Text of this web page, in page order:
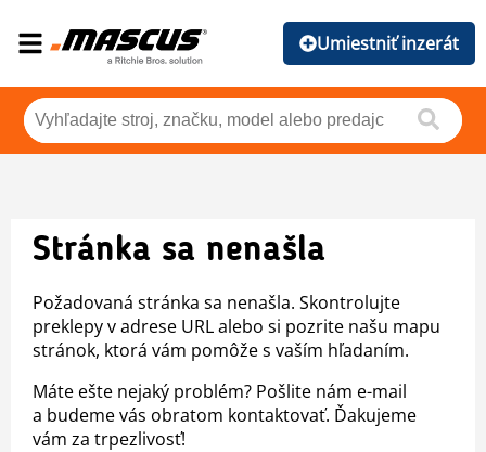
Umiestniť inzerát
Stránka sa nenašla
Požadovaná stránka sa nenašla. Skontrolujte
preklepy v adrese URL alebo si pozrite našu mapu
stránok, ktorá vám pomôže s vaším hľadaním.
Máte ešte nejaký problém? Pošlite nám e-mail
a budeme vás obratom kontaktovať. Ďakujeme
vám za trpezlivosť!